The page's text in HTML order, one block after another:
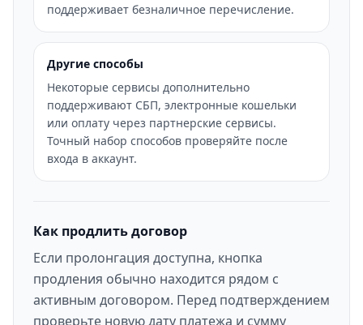
поддерживает безналичное перечисление.
Другие способы
Некоторые сервисы дополнительно
поддерживают СБП, электронные кошельки
или оплату через партнерские сервисы.
Точный набор способов проверяйте после
входа в аккаунт.
Как продлить договор
Если пролонгация доступна, кнопка
продления обычно находится рядом с
активным договором. Перед подтверждением
проверьте новую дату платежа и сумму